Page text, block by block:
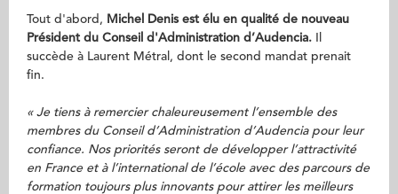
Tout d'abord, Michel Denis est élu en qualité de nouveau
Président du Conseil d'Administration d’Audencia.
succède à Laurent Métral, dont le second mandat prenait
fin.
« Je tiens à remercier chaleureusement l’ensemble des
membres du Conseil d’Administration d’Audencia pour leur
confiance. Nos priorités seront de développer l’attractivité
en France et à l’international de l’école avec des parcours de
formation toujours plus innovants pour attirer les meilleurs